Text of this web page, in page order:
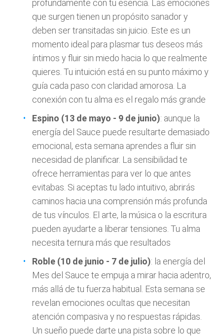
profundamente con tu esencia. Las emociones
que surgen tienen un propósito sanador y
deben ser transitadas sin juicio. Este es un
momento ideal para plasmar tus deseos más
íntimos y fluir sin miedo hacia lo que realmente
quieres. Tu intuición está en su punto máximo y
guía cada paso con claridad amorosa. La
conexión con tu alma es el regalo más grande
Espino (13 de mayo - 9 de junio): aunque la
energía del Sauce puede resultarte demasiado
emocional, esta semana aprendes a fluir sin
necesidad de planificar. La sensibilidad te
ofrece herramientas para ver lo que antes
evitabas. Si aceptas tu lado intuitivo, abrirás
caminos hacia una comprensión más profunda
de tus vínculos. El arte, la música o la escritura
pueden ayudarte a liberar tensiones. Tu alma
necesita ternura más que resultados
Roble (10 de junio - 7 de julio): la energía del
Mes del Sauce te empuja a mirar hacia adentro,
más allá de tu fuerza habitual. Esta semana se
revelan emociones ocultas que necesitan
atención compasiva y no respuestas rápidas.
Un sueño puede darte una pista sobre lo que